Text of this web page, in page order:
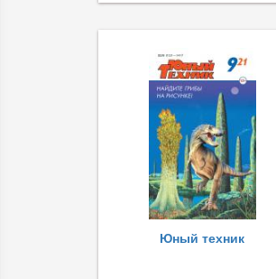
Юный техник